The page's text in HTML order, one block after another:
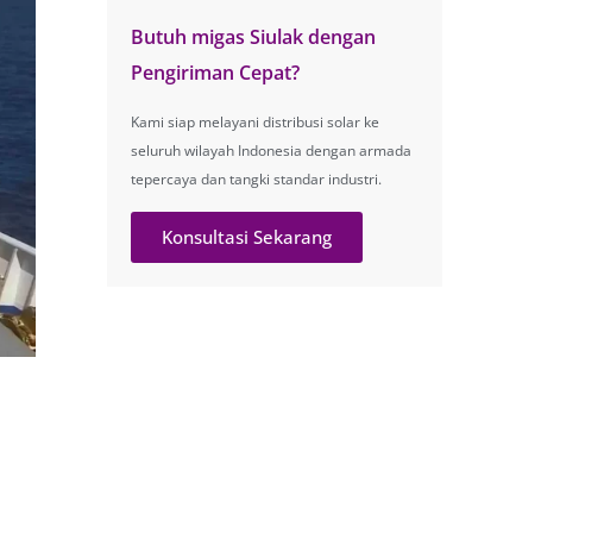
Butuh migas Siulak dengan
Pengiriman Cepat?
Kami siap melayani distribusi solar ke
seluruh wilayah Indonesia dengan armada
tepercaya dan tangki standar industri.
Konsultasi Sekarang